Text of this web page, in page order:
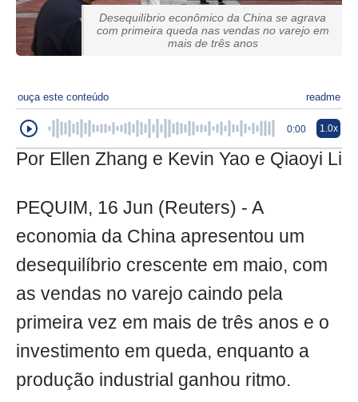
Desequilíbrio econômico da China se agrava
com primeira queda nas vendas no varejo em
mais de três anos
ouça este conteúdo readme
0:00 1.0x
Por Ellen Zhang e Kevin Yao e Qiaoyi Li
PEQUIM, 16 Jun (Reuters) - A
economia da China apresentou um
desequilíbrio crescente em maio, com
as vendas no varejo caindo pela
primeira vez em mais de três anos e o
investimento em queda, enquanto a
produção industrial ganhou ritmo.